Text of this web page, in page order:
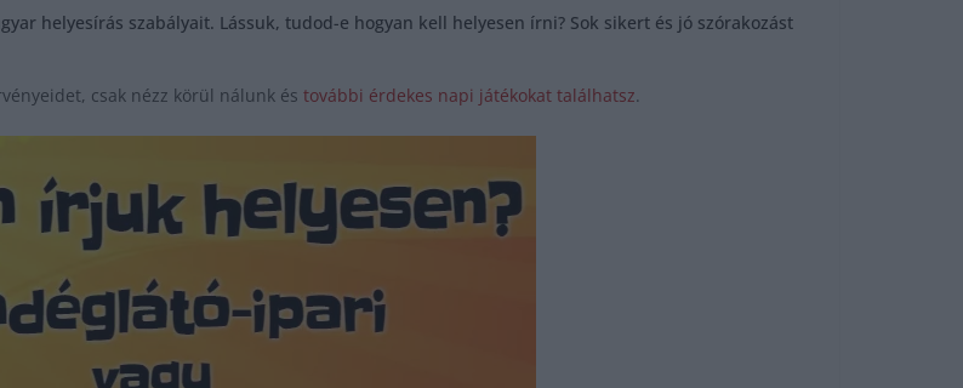
helyesírás szabályait. Lássuk, tudod-e hogyan kell helyesen írni? Sok sikert és jó szórakozást
csak nézz körül nálunk és további érdekes napi játékokat találhatsz.